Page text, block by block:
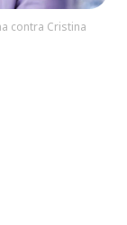
contra Cristina